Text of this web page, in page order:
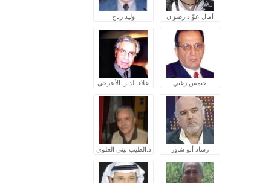
آمال عوّاد رضوان وليد رباح
جيمس زغبي علاء الدين الأعرجي
رشاد أبو شاور د.الطيب بيتي العلوي